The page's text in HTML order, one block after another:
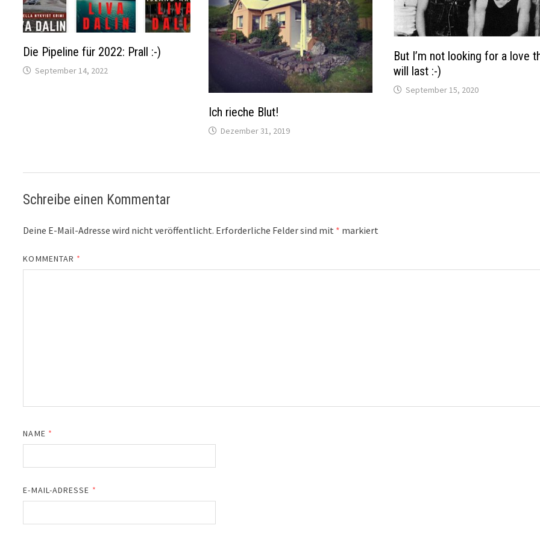
Die Pipeline für 2022: Prall :-)
September 14, 2022
Ich rieche Blut!
Dezember 31, 2019
But I’m not looking for a love
will last :-)
September 15, 2020
Schreibe einen Kommentar
Deine E-Mail-Adresse wird nicht veröffentlicht. Erforderliche Felder sind mit * markiert
KOMMENTAR *
NAME *
E-MAIL-ADRESSE *